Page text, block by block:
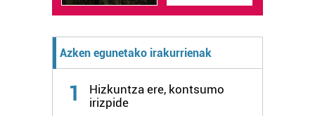
Azken egunetako irakurrienak
1
Hizkuntza ere, kontsumo
irizpide